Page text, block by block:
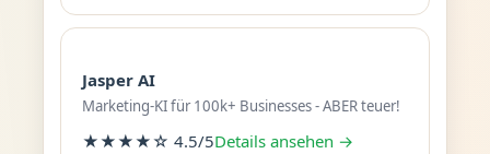
Jasper AI
Marketing-KI für 100k+ Businesses - ABER teuer!
★★★★☆ 4.5/5Details ansehen →